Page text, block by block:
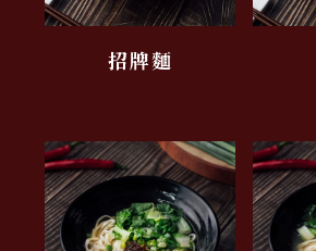
招牌麵